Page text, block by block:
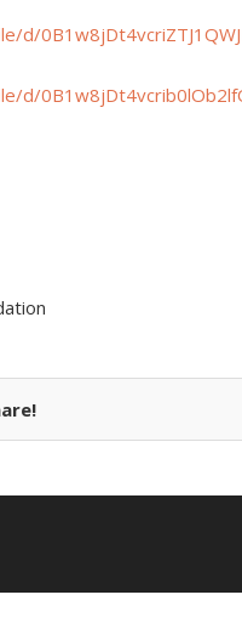
d/
d/